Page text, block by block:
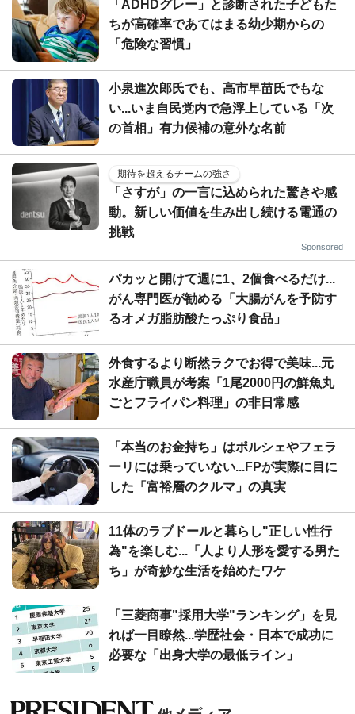
「ADHDグレー」と診断された子どもた
ちが高確率であてはまる幼少期からの
「危険な習慣」
小泉進次郎氏でも、高市早苗氏でもな
い...いま自民党内で急浮上している「次
の首相」有力候補の意外な名前
期待を超えるチームの強さ
「さすが」の一言に込められた驚きや感
動。新しい価値を生み出し続ける電通の
挑戦
Sponsored
パカッと開けて週に1、2個食べるだけ...
がん専門医が勧める「大腸がんを予防す
るオメガ脂肪酸たっぷり食品」
外食するより断然ラクでお得で美味...元
水産庁職員が考案「1尾2000円の鮮魚丸
ごとフライパン料理」の非日常感
「本当のお金持ち」はポルシェやフェラ
ーリには乗っていない...FPが実際に目に
した「富裕層のクルマ」の真実
11体のラブドールと暮らし"正しい性行
為"を楽しむ...「人より人形を愛する男た
ち」が奇妙な生活を始めたワケ
「三菱商事"採用大学"ランキング」を見
れば一目瞭然...学歴社会・日本で成功に
必要な「出身大学の最低ライン」